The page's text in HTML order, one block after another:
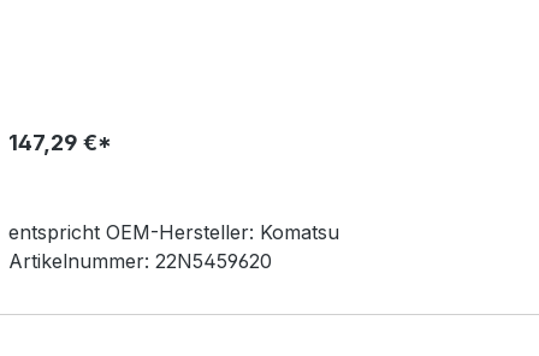
147,29 €*
entspricht OEM-Hersteller: Komatsu
Artikelnummer: 22N5459620